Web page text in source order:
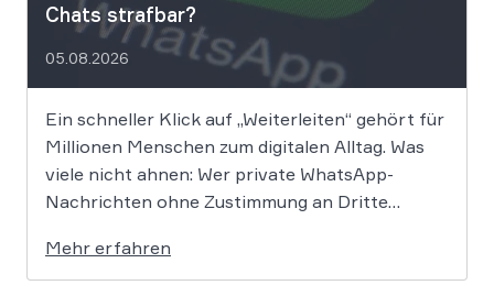
Chats strafbar?
05.08.2026
Ein schneller Klick auf „Weiterleiten“ gehört für
Millionen Menschen zum digitalen Alltag. Was
viele nicht ahnen: Wer private WhatsApp-
Nachrichten ohne Zustimmung an Dritte
dünnem Eis. Der Bundesgerichtshof befasst
sich derzeit mit der Frage, ob eine solche
Mehr erfahren